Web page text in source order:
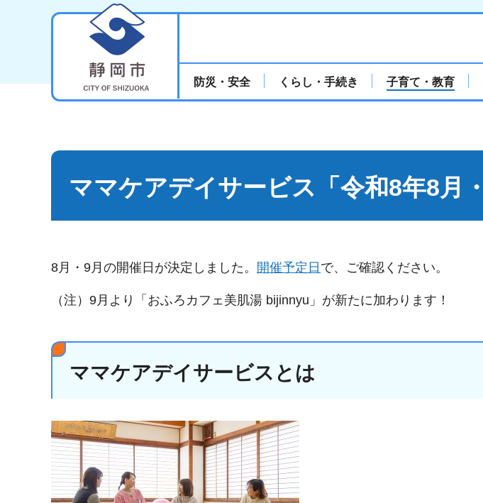
防災・安全 くらし・手続き 子育て・教育
ママケアデイサービス「令和8年8月
8月・9月の開催日が決定しました。 開催予定日 で、ご確認ください。
（注）9月より「おふろカフェ美肌湯 bijinnyu」が新たに加わります！
ママケアデイサービスとは